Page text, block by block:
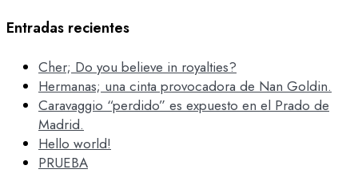
Entradas recientes
Cher; Do you believe in royalties?
Hermanas; una cinta provocadora de Nan Goldin.
Caravaggio “perdido” es expuesto en el Prado de
Madrid.
Hello world!
PRUEBA